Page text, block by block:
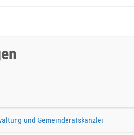
und Gemeinderatskanzlei